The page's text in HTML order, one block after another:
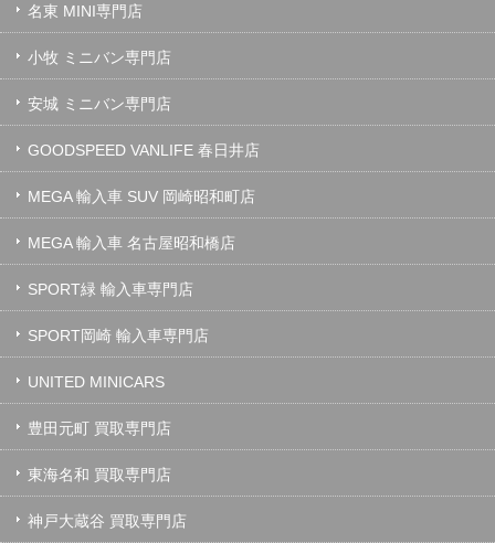
名東 MINI専門店
小牧 ミニバン専門店
安城 ミニバン専門店
GOODSPEED VANLIFE 春日井店
MEGA 輸入車 SUV 岡崎昭和町店
MEGA 輸入車 名古屋昭和橋店
SPORT緑 輸入車専門店
SPORT岡崎 輸入車専門店
UNITED MINICARS
豊田元町 買取専門店
東海名和 買取専門店
神戸大蔵谷 買取専門店